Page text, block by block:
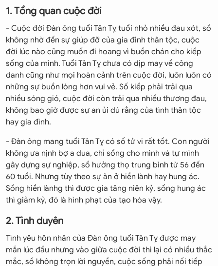
2. Hợp tác làm ăn
3. Những tuổi đại kỵ
C. Diễn tiến tử vi từng năm
Tổng kết
1. Tổng quan cuộc đời
- Cuộc đời Đàn ông tuổi Tân Tỵ tuổi nhỏ nhiều đau xót, số
không nhờ đến sự giúp đỡ của gia đình thân tộc, cuộc
đời lúc nào cũng muốn đi hoang vì buồn chán cho kiếp
sống của mình. Tuổi Tân Tỵ chưa có dịp may về công
danh cũng như mọi hoàn cảnh trên cuộc đời, luôn luôn có
những sự buồn lòng hơn vui vẻ. Số kiếp phải trải qua
nhiều sóng gió, cuộc đời còn trải qua nhiều thương đau,
không bao giờ được sự an ủi dù rằng của tình thân tộc
hay gia đình.
- Đàn ông mang tuổi Tân Tỵ có số tử vi rất tốt. Con người
không ưa nịnh bợ a dua, chỉ sống cho mình và tự mình
gây dựng sự nghiệp, số hưởng thọ trung bình từ 56 đến
60 tuổi. Nhưng tùy theo sự ăn ở hiền lành hay hung ác.
Sống hiền lànhg thì được gia tăng niên kỷ, sống hung ác
thì giảm kỷ, đó là hình phạt của tạo hóa vậy.
2. Tình duyên
Tình yêu hôn nhân của Đàn ông tuổi Tân Tỵ được may
mắn lúc đầu nhưng vào giữa cuộc đời thì lại có nhiều thắc
mắc, số không trọn lời nguyền, cuộc sống phải nối tiếp